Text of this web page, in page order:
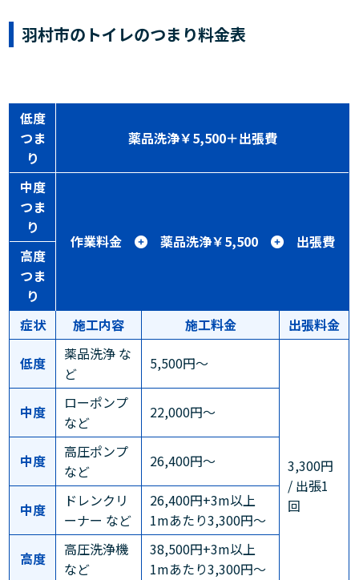
羽村市のトイレのつまり料金表
低度
つま
り
薬品洗浄￥5,500＋出張費
中度
つま
り
作業料金 薬品洗浄￥5,500 出張費
高度
つま
り
症状
施工内容 施工料金
出張料金
低度
薬品洗浄 な
ど
5,500円～
3,300円
/ 出張1
回
中度
ローポンプ
など
22,000円～
中度
高圧ポンプ
など
26,400円～
中度
ドレンクリ
ーナー など
26,400円+3m以上
1mあたり3,300円～
高度
高圧洗浄機
など
38,500円+3m以上
1mあたり3,300円～